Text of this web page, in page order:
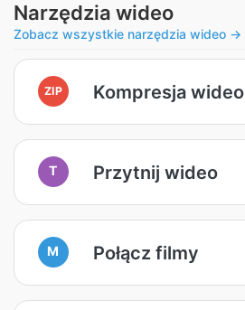
Narzędzia wideo
Zobacz wszystkie narzędzia wideo →
ZIP Kompresja wideo
T Przytnij wideo
M Połącz filmy